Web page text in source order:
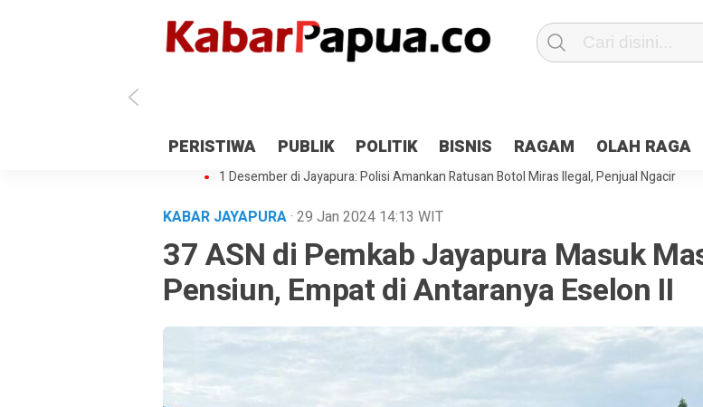
PERISTIWA PUBLIK POLITIK BISNIS RAGAM OLAH RAGA
Antisipasi 1 Desember, TNI Polri Patroli 2×24 jam di Kota Jayapura
Pesan Sejuk
Gedung Perpustakaan SMPN 5 Sentani Terbakar
Hibah Pilkada Jayapura Cair 10
1 Desember di Jayapura: Polisi Amankan Ratusan Botol Miras Ilegal, Penjual Ngacir
KABAR JAYAPURA· 29 Jan 2024 14:13 WIT
37 ASN di Pemkab Jayapura Masuk
Pensiun, Empat di Antaranya Eselon II